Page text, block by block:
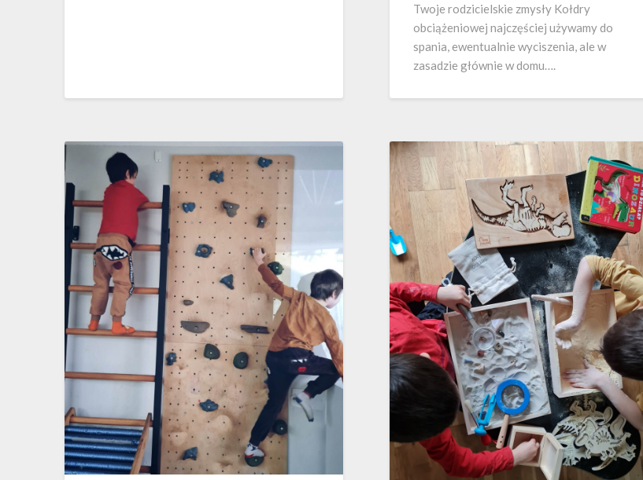
Twoje rodzicielskie zmysły Kołdry
obciążeniowej najczęściej używamy do
spania, ewentualnie wyciszenia, ale w
zasadzie głównie w domu….